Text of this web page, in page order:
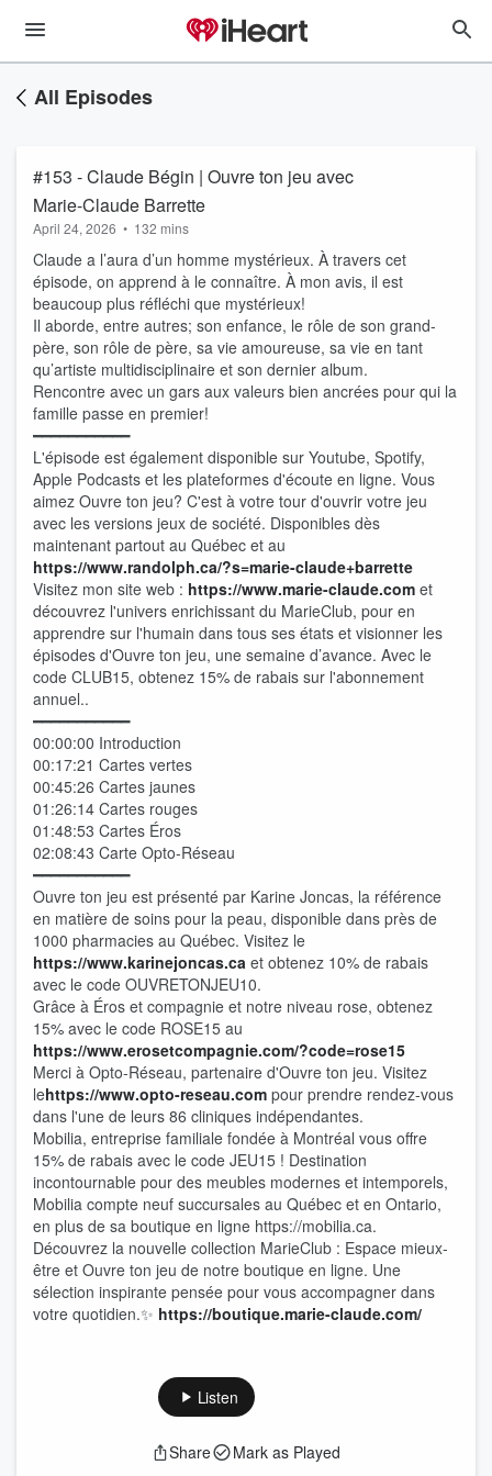
All Episodes
#153 - Claude Bégin | Ouvre ton jeu avec
Marie-Claude Barrette
April 24, 2026 • 132 mins
Claude a l’aura d’un homme mystérieux. À travers cet
épisode, on apprend à le connaître. À mon avis, il est
beaucoup plus réfléchi que mystérieux!
Il aborde, entre autres; son enfance, le rôle de son grand-
père, son rôle de père, sa vie amoureuse, sa vie en tant
qu’artiste multidisciplinaire et son dernier album.
Rencontre avec un gars aux valeurs bien ancrées pour qui la
famille passe en premier!
━━━━━━━━━━━
L'épisode est également disponible sur Youtube, Spotify,
Apple Podcasts et les plateformes d'écoute en ligne. Vous
aimez Ouvre ton jeu? C'est à votre tour d'ouvrir votre jeu
avec les versions jeux de société. Disponibles dès
maintenant partout au Québec et au
⁠⁠⁠⁠⁠⁠⁠⁠⁠⁠⁠⁠⁠⁠⁠⁠⁠⁠⁠https://www.randolph.ca/?s=marie-claude+barrette⁠⁠⁠⁠⁠⁠⁠⁠⁠⁠⁠⁠⁠⁠⁠⁠⁠⁠⁠
Visitez mon site web : ⁠⁠⁠⁠⁠⁠⁠⁠⁠⁠⁠⁠⁠⁠⁠⁠⁠⁠⁠https://www.marie-claude.com⁠⁠⁠⁠⁠⁠⁠⁠⁠⁠⁠⁠⁠⁠⁠⁠⁠⁠⁠ et
découvrez l'univers enrichissant du MarieClub, pour en
apprendre sur l'humain dans tous ses états et visionner les
épisodes d'Ouvre ton jeu, une semaine d’avance. Avec le
code CLUB15, obtenez 15% de rabais sur l'abonnement
annuel..
━━━━━━━━━━━
00:00:00 Introduction
00:17:21 Cartes vertes
00:45:26 Cartes jaunes
01:26:14 Cartes rouges
01:48:53 Cartes Éros
02:08:43 Carte Opto-Réseau
━━━━━━━━━━━
Ouvre ton jeu est présenté par Karine Joncas, la référence
en matière de soins pour la peau, disponible dans près de
1000 pharmacies au Québec. Visitez le
⁠⁠⁠⁠⁠⁠⁠⁠⁠⁠⁠⁠⁠⁠⁠⁠⁠⁠⁠https://www.karinejoncas.ca⁠⁠⁠⁠⁠⁠⁠⁠⁠⁠⁠⁠⁠⁠⁠⁠⁠⁠⁠ et obtenez 10% de rabais
avec le code OUVRETONJEU10.
Grâce à Éros et compagnie et notre niveau rose, obtenez
15% avec le code ROSE15 au
⁠⁠⁠⁠⁠⁠⁠⁠⁠⁠⁠⁠⁠⁠⁠⁠⁠⁠⁠https://www.erosetcompagnie.com/?code=rose15⁠⁠⁠⁠⁠⁠⁠⁠⁠⁠⁠⁠⁠⁠⁠⁠⁠⁠⁠
Merci à Opto-Réseau, partenaire d'Ouvre ton jeu. Visitez
le⁠⁠⁠⁠⁠⁠⁠⁠⁠⁠⁠⁠⁠⁠⁠⁠⁠⁠⁠https://www.opto-reseau.com⁠⁠⁠⁠⁠⁠⁠⁠⁠⁠⁠⁠⁠⁠⁠⁠⁠⁠⁠ pour prendre rendez-vous
dans l'une de leurs 86 cliniques indépendantes.
Mobilia, entreprise familiale fondée à Montréal vous offre
15% de rabais avec le code JEU15 ! Destination
incontournable pour des meubles modernes et intemporels,
Mobilia compte neuf succursales au Québec et en Ontario,
en plus de sa boutique en ligne https://mobilia.ca.
Découvrez la nouvelle collection MarieClub : Espace mieux-
être et Ouvre ton jeu de notre boutique en ligne. Une
sélection inspirante pensée pour vous accompagner dans
votre quotidien.✨ https://boutique.marie-claude.com/
Listen
Share Mark as Played